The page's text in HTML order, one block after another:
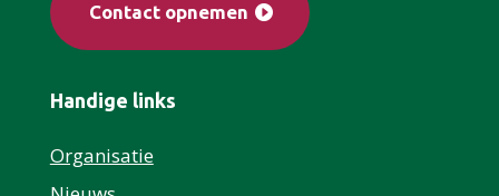
Contact opnemen
Handige links
Organisatie